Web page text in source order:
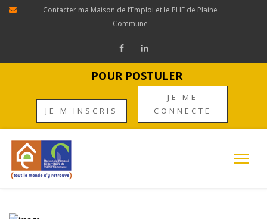
Contacter ma Maison de l’Emploi et le PLIE de Plaine
Commune
POUR POSTULER
JE M'INSCRIS
JE ME
CONNECTE